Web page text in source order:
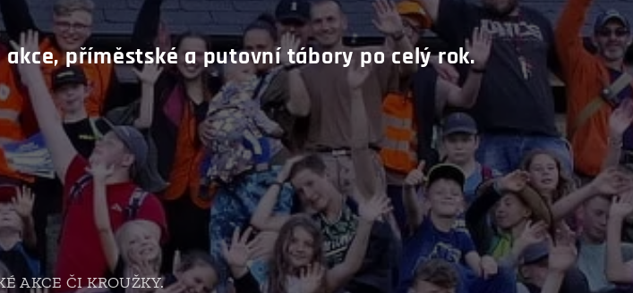
příměstské a putovní tábory po celý rok.
AKCE ČI KROUŽKY.